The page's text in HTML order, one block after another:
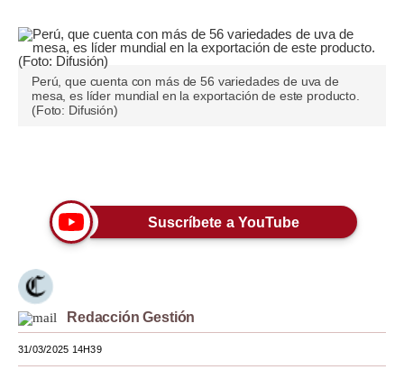
Editorial
Pregunta de hoy
Lujo
Viajes
Moda
Estilos
Mundo
Perú, que cuenta con más de 56 variedades de uva de
mesa, es líder mundial en la exportación de este producto.
(Foto: Difusión)
Suscríbete a YouTube
Redacción Gestión
31/03/2025 14H39